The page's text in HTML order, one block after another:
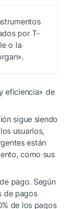
por T-
o la
eficiencia» de
sigue siendo
usuarios,
están
como sus
pago. Según
de pagos
de los pagos